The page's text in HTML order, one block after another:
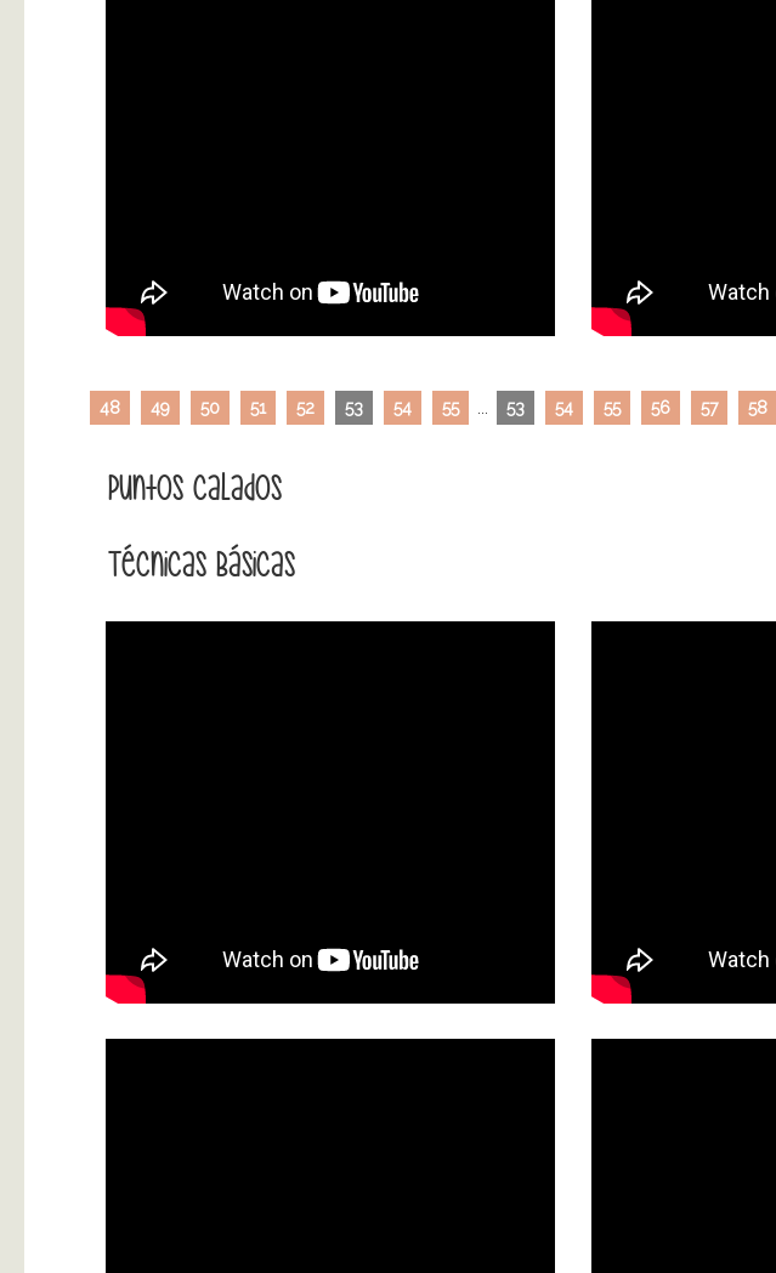
48 49 50 51 52 53 54 55 53 54 55 56 57 58
Puntos Calados
Técnicas Básicas